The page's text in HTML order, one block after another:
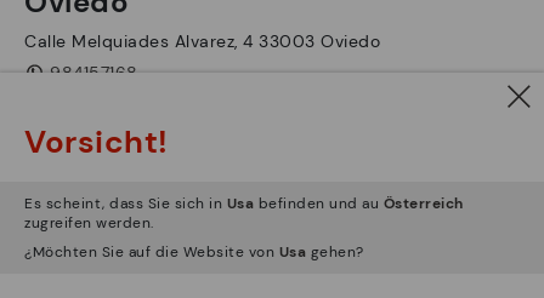
Calle Melquiades Alvarez, 4 33003 Oviedo
984157168
Click&Collect
ANFAHRT
Vorsicht!
Es scheint, dass Sie sich in Usa befinden und au Österreich
zugreifen werden.
¿Möchten Sie auf die Website von Usa gehen?